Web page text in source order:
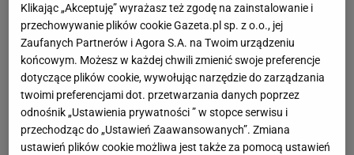
Klikając „Akceptuję” wyrażasz też zgodę na zainstalowanie i
przechowywanie plików cookie Gazeta.pl sp. z o.o., jej
Zaufanych Partnerów i Agora S.A. na Twoim urządzeniu
końcowym. Możesz w każdej chwili zmienić swoje preferencje
dotyczące plików cookie, wywołując narzędzie do zarządzania
twoimi preferencjami dot. przetwarzania danych poprzez
odnośnik „Ustawienia prywatności ” w stopce serwisu i
przechodząc do „Ustawień Zaawansowanych”. Zmiana
ustawień plików cookie możliwa jest także za pomocą ustawień